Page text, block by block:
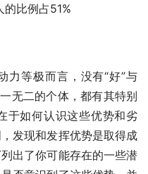
比例占51%
力等极而言，没有“好”与
无二的个体，都有其特别
于如何认识这些优势和劣
发现和发挥优势是取得成
出了你可能存在的一些潜